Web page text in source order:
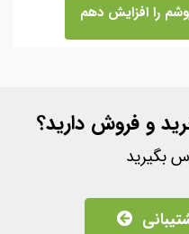
را افزایش دهم
و فروش دارید؟
بگیرید